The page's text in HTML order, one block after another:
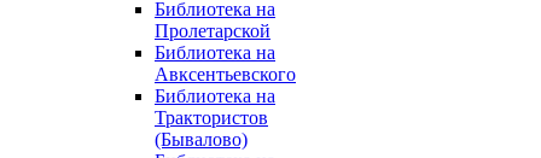
Библиотека на
Пролетарской
Библиотека на
Авксентьевского
Библиотека на
Трактористов
(Бывалово)